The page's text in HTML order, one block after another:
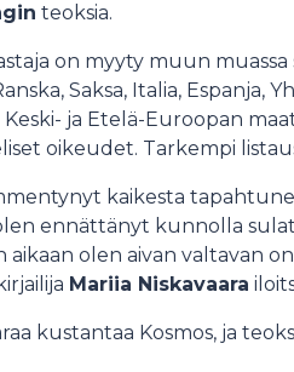
teoksia.
on myyty muun
Saksa, Italia, Espanja,
ja Etelä-Euroopan
oikeudet. Tarkempi
kaikesta
ennättänyt kunnolla
aikaan olen aivan valtavan
Mariia Niskavaara
kustantaa Kosmos, ja